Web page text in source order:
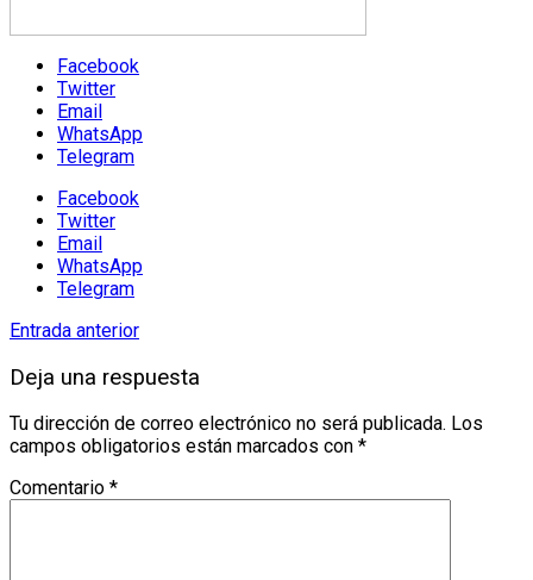
Facebook
Twitter
Email
WhatsApp
Telegram
Facebook
Twitter
Email
WhatsApp
Telegram
Entrada anterior
Deja una respuesta
Tu dirección de correo electrónico no será publicada. Los
campos obligatorios están marcados con *
Comentario *